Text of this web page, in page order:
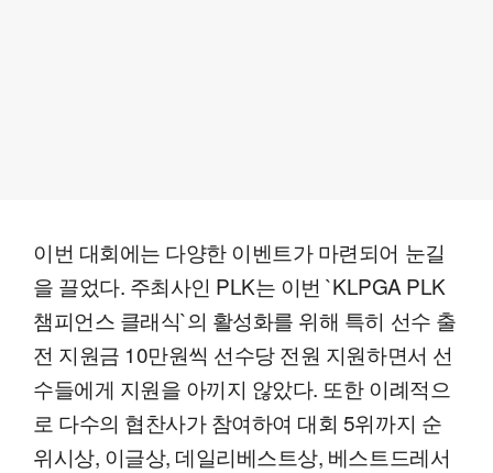
이번 대회에는 다양한 이벤트가 마련되어 눈길
을 끌었다. 주최사인 PLK는 이번 `KLPGA PLK
챔피언스 클래식`의 활성화를 위해 특히 선수 출
전 지원금 10만원씩 선수당 전원 지원하면서 선
수들에게 지원을 아끼지 않았다. 또한 이례적으
로 다수의 협찬사가 참여하여 대회 5위까지 순
위시상, 이글상, 데일리베스트상, 베스트드레서